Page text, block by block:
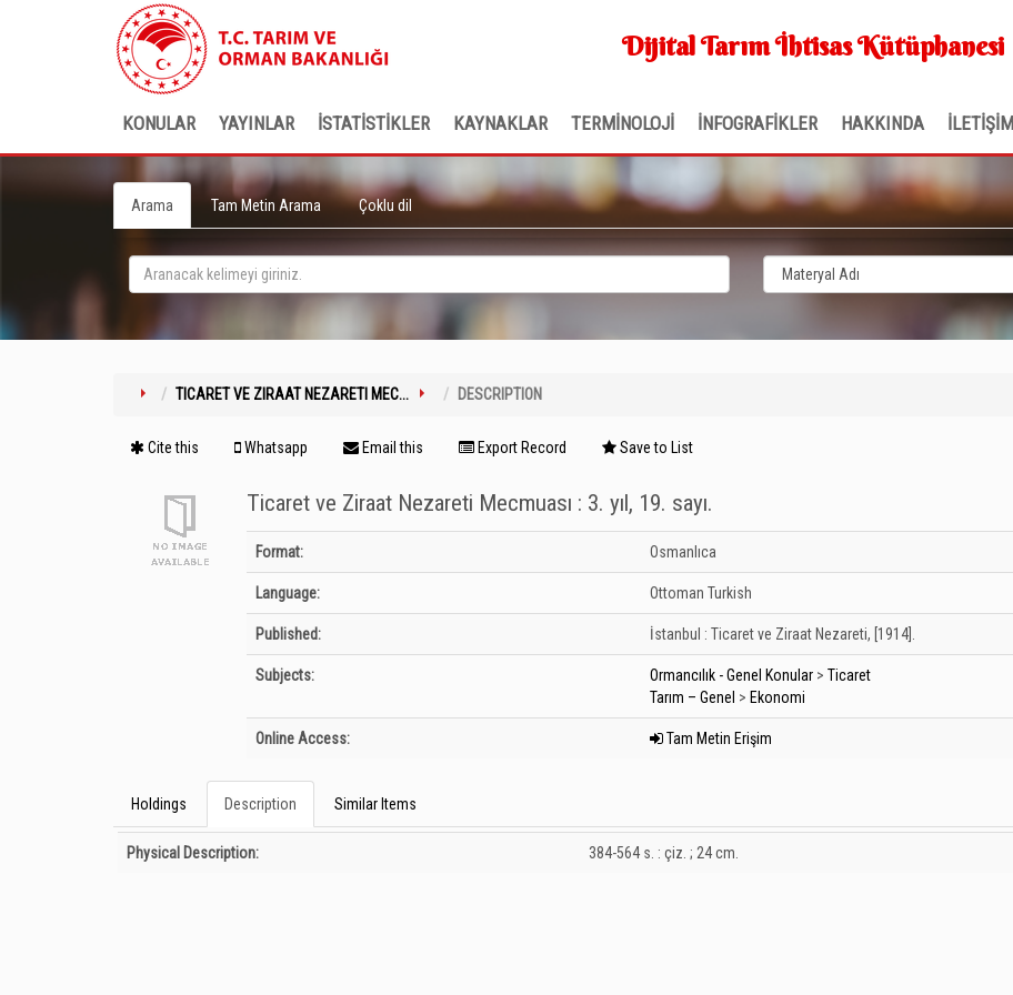
Dijital Tarım İhtisas Kütüphanesi
KONULAR YAYINLAR İSTATİSTİKLER KAYNAKLAR TERMİNOLOJİ İNFOGRAFİKLER HAKKINDA İLETİŞİM
Arama Tam Metin Arama Çoklu dil
TICARET VE ZIRAAT NEZARETI MEC... DESCRIPTION
Cite this Whatsapp Email this Export Record Save to List
Ticaret ve Ziraat Nezareti Mecmuası : 3. yıl, 19. sayı.
Bibliographic Details
Format: Osmanlıca
Language: Ottoman Turkish
Published: İstanbul : Ticaret ve Ziraat Nezareti, [1914].
Subjects: Ormancılık - Genel Konular > Ticaret
Tarım – Genel > Ekonomi
Online Access: Tam Metin Erişim
Holdings Description Similar Items
Description
Physical Description: 384-564 s. : çiz. ; 24 cm.